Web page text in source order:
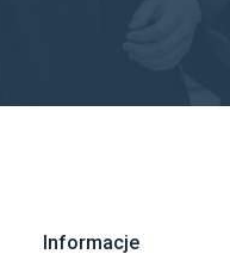
Informacje